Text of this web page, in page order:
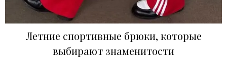
Летние спортивные брюки, которые
выбирают знаменитости